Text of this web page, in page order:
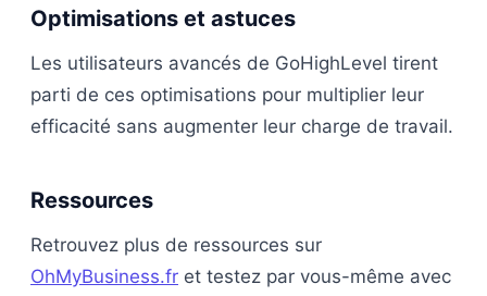
Optimisations et astuces
Les utilisateurs avancés de GoHighLevel tirent
parti de ces optimisations pour multiplier leur
efficacité sans augmenter leur charge de travail.
Ressources
Retrouvez plus de ressources sur
OhMyBusiness.fr et testez par vous-même avec